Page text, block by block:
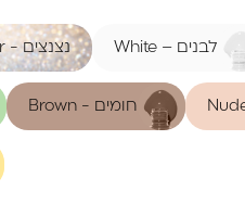
לבנים – White נצנצים - Glitter
חומים - Brown